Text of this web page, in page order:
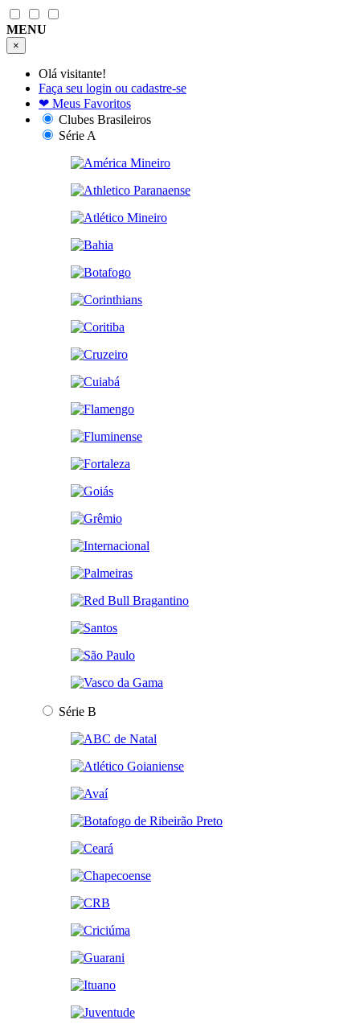
MENU
×
Olá visitante!
Faça seu login ou cadastre-se
❤ Meus Favoritos
Clubes Brasileiros
Série A
Série B